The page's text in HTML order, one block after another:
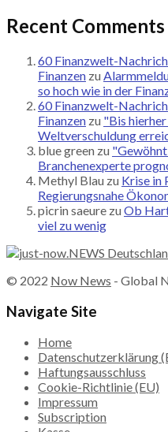
Recent Comments
60 Finanzwelt-
Finanzen zu
so hoch wie in der
60 Finanzwelt-
Finanzen zu "Bis
Weltverschuldung
blue green zu
Branchenexperte
Methyl Blau zu Krise in
Regierungsnahe
picrin saeure zu Ob
viel zu wenig
© 2022 Now News - Global
Navigate Site
Home
Datenschutzerklärung
Haftungsausschluss
Cookie-Richtlinie (EU)
Impressum
Subscription